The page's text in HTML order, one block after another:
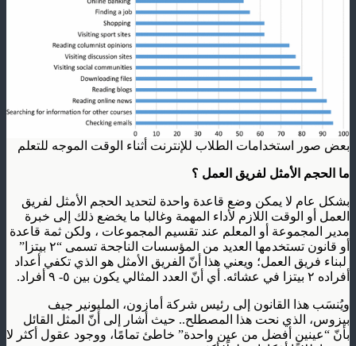
بعض صور استخدامات الطلاب للإنترنت أثناء الوقت الموجه للتعلم
ما الحجم الأمثل لفريق العمل ؟
بشكل عام لا يمكن وضع قاعدة واحدة لتحديد الحجم الأمثل لفريق
العمل أو الوقت اللازم لأداء المهمة وغالبا ما يخضع ذلك إلى خبرة
مدير المجموعة أو المعلم عند تقسيم المجموعات ، ولكن ثمة قاعدة
أو قانون تستخدمها العديد من المؤسسات الناجحة تسمى “٢ بيتزا”
لبناء فريق العمل؛ ويعني هذا أنّ الفريق الأمثل هو الذي تكفي أعداد
أفراده ٢ بيتزا في عشائه. أي أنّ العدد المثالي يكون بين ٥- ٩ أفراد.
ويُنسَب هذا القانون إلى رئيس شركة أمازون، المليونير جيف
بيزوس، الذي نحت هذا المصطلح.. حيث أشار إلى أنّ المثل القائل
بأنّ “عينين أفضل من عين واحدة” خاطئ تمامًا، ووجود عقول أكثر لا